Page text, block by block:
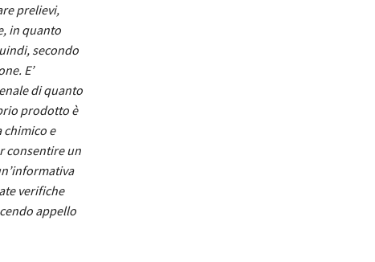
prelievi,
in quanto
secondo
E’
di quanto
prodotto è
e
consentire un
verifiche
appello